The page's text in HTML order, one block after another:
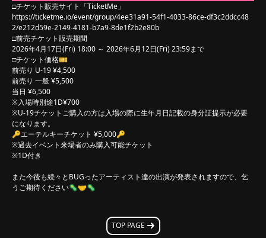
□チケット販売サイト「TicketMe」
https://ticketme.io/event/group/4ee31a91-54f1-4033-86ce-df3c2ddcc48
2/e212d59e-2149-4181-b7a9-8de1f2b2e80b
□前売チケット販売期間
2026年4月17日(Fri) 18:00 ～ 2026年6月12日(Fri) 23:59まで
□チケット価格🎫
前売り U-19 ¥4,500
前売り 一般 ¥5,500
当日 ¥6,500
※入場時別途1D¥700
※U-19チケットご購入の方は入場の際に生年月日記載の身分証提示が必要
になります。
🔑エーテルキーチケット ¥5,000🔑
※過去イベント来場者のみ購入可能チケット
※1D付き
また今後も続々とBUGったアーティスト達の出演が発表されますので、乞
うご期待ください🦠🤝🦠
TOP PAGE